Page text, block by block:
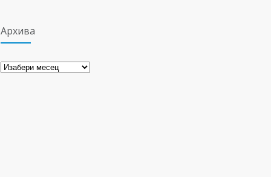
Архива
Архива